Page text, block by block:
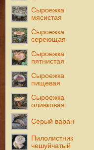
Сыроежка
мясистая
Сыроежка
сереющая
Сыроежка
пятнистая
Сыроежка
пищевая
Сыроежка
оливковая
Серый варан
Пилолистник
чешуйчатый